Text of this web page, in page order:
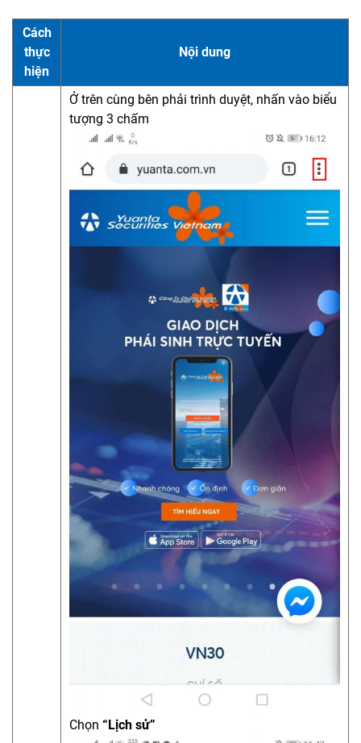
Cách
thực
hiện
Nội dung
Ở trên cùng bên phải trình duyệt, nhấn vào biểu
tượng 3 chấm
Chọn “Lịch sử”